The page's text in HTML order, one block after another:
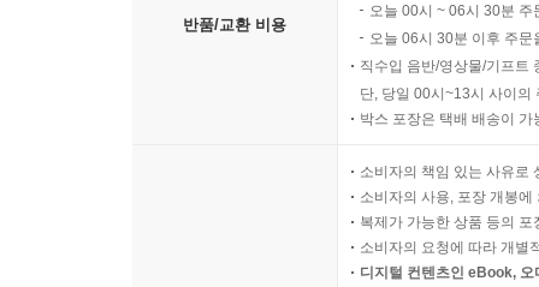
반품/교환 비용
오늘 00시 ~ 06시 30분
오늘 06시 30분 이후 주
직수입 음반/영상물/기프트
단, 당일 00시~13시 사이의
박스 포장은 택배 배송이
소비자의 책임 있는 사유로
소비자의 사용, 포장 개봉
복제가 가능한 상품 등의
소비자의 요청에 따라 개별
디지털 컨텐츠인 eBook,